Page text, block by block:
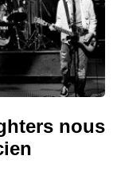
nous